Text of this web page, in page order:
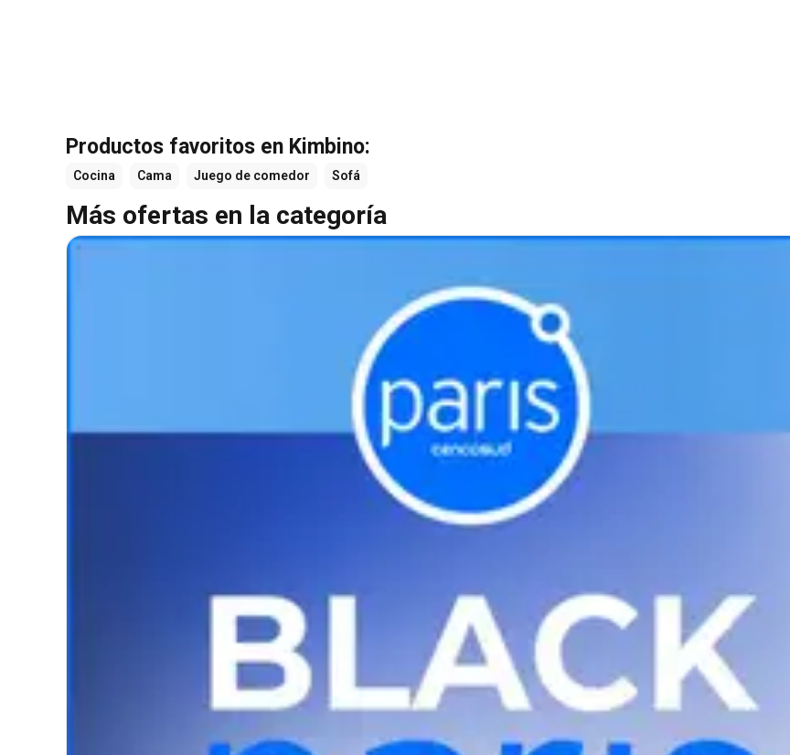
Productos favoritos en Kimbino:
Cocina Cama Juego de comedor Sofá
Más ofertas en la categoría